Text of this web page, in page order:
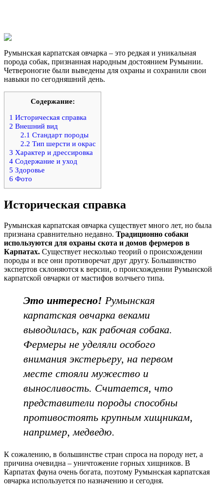
Румынская карпатская овчарка – это редкая и уникальная
порода собак, признанная народным достоянием Румынии.
Четвероногие были выведены для охраны и сохранили свои
навыки по сегодняшний день.
Содержание:
1 Историческая справка
2 Внешний вид
2.1 Стандарт породы
2.2 Тип шерсти и окрас
3 Характер и дрессировка
4 Содержание и уход
5 Здоровье
6 Фото
Историческая справка
Румынская карпатская овчарка существует много лет, но была
признана сравнительно недавно. Традиционно собаки
используются для охраны скота и домов фермеров в
Карпатах. Существует несколько теорий о происхождении
породы и все они противоречат друг другу. Большинство
экспертов склоняются к версии, о происхождении Румынской
карпатской овчарки от мастифов волчьего типа.
Это интересно! Румынская
карпатская овчарка веками
выводилась, как рабочая собака.
Фермеры не уделяли особого
внимания экстерьеру, на первом
месте стояли мужество и
выносливость. Считается, что
представители породы способны
противостоять крупным хищникам,
например, медведю.
К сожалению, в большинстве стран спроса на породу нет, а
причина очевидна – уничтожение горных хищников. В
Карпатах фауна очень богата, поэтому Румынская карпатская
овчарка используется по назначению и сегодня.